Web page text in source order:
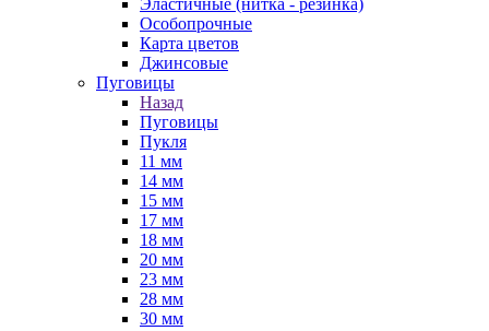
Эластичные (нитка - резинка)
Особопрочные
Карта цветов
Джинсовые
Пуговицы
Назад
Пуговицы
Пукля
11 мм
14 мм
15 мм
17 мм
18 мм
20 мм
23 мм
28 мм
30 мм